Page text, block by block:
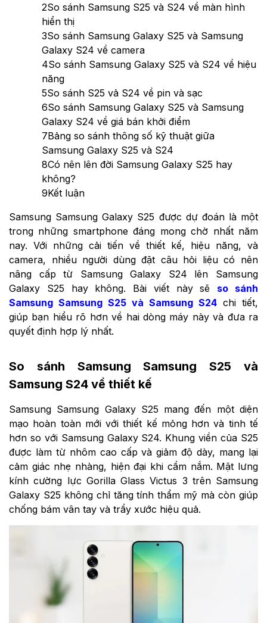
2So sánh Samsung S25 và S24 về màn hình
hiển thị
3So sánh Samsung Galaxy S25 và Samsung
Galaxy S24 về camera
4So sánh Samsung Galaxy S25 và S24 về hiệu
năng
5So sánh S25 vả S24 về pin và sạc
6So sánh Samsung Galaxy S25 và Samsung
Galaxy S24 về giá bán khởi điểm
7Bảng so sánh thông số kỹ thuật giữa
Samsung Galaxy S25 và S24
8Có nên lên đời Samsung Galaxy S25 hay
không?
9Kết luận
Samsung Samsung Galaxy S25 được dự đoán là một
trong những smartphone đáng mong chờ nhất năm
nay. Với những cải tiến về thiết kế, hiệu năng, và
camera, nhiều người dùng đặt câu hỏi liệu có nên
nâng cấp từ Samsung Galaxy S24 lên Samsung
Galaxy S25 hay không. Bài viết này sẽ so sánh
Samsung Samsung S25 và Samsung S24 chi tiết,
giúp bạn hiểu rõ hơn về hai dòng máy này và đưa ra
quyết định hợp lý nhất.
So sánh Samsung Samsung S25 và
Samsung S24 về thiết kế
Samsung Samsung Galaxy S25 mang đến một diện
mạo hoàn toàn mới với thiết kế mỏng hơn và tinh tế
hơn so với Samsung Galaxy S24. Khung viền của S25
được làm từ nhôm cao cấp và giảm độ dày, mang lại
cảm giác nhẹ nhàng, hiện đại khi cầm nắm. Mặt lưng
kính cường lực Gorilla Glass Victus 3 trên Samsung
Galaxy S25 không chỉ tăng tính thẩm mỹ mà còn giúp
chống bám vân tay và trầy xước hiệu quả.